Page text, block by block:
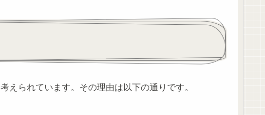
えられています。その理由は以下の通りです。